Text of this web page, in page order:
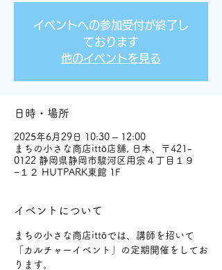
イベントへの参加受付が終了し
ております
他のイベントを見る
日時・場所
2025年6月29日 10:30 – 12:00
まちの小さな商店ittō店舗, 日本、〒421-
0122 静岡県静岡市駿河区用宗４丁目１９
−１２ HUTPARK東館 1F
イベントについて
まちの小さな商店ittōでは、講師を招いて
「カルチャーイベント」の定期開催をしてお
ります。